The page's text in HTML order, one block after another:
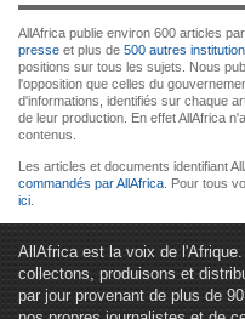
AllAfrica publie environ 600 articles
presse et plus de 500 autres
positions sur tous les sujets. Nous
l'opposition que celles du
d'informations, identifiés sur chaque
de leur production. En effet AllAfrica
contenus.
Les articles et documents identifiant
commandés par AllAfrica . Pour tous
ici
AllAfrica est la voix de
collectons, produisons et
par jour provenant de plus de